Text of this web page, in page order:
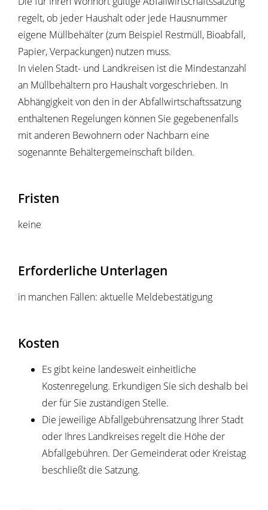
regelt, ob jeder Haushalt oder jede Hausnummer
eigene Müllbehälter(zum Beispiel Restmüll, Bioabfall,
Papier, Verpackungen) nutzen muss.
In vielen Stadt- und Landkreisen ist die Mindestanzahl
an Müllbehältern pro Haushalt vorgeschrieben. In
Abhängigkeit von den in der Abfallwirtschaftssatzung
enthaltenen Regelungen können Sie gegebenenfalls
mit anderen Bewohnern oder Nachbarn eine
sogenannte Behältergemeinschaft bilden.
Fristen
keine
Erforderliche Unterlagen
in manchen Fällen: aktuelle Meldebestätigung
Kosten
Es gibt keine landesweit einheitliche
Kostenregelung. Erkundigen Sie sich deshalb bei
der für Sie zuständigen Stelle.
Die jeweilige Abfallgebührensatzung Ihrer Stadt
oder Ihres Landkreises regelt die Höhe der
Abfallgebühren. Der Gemeinderat oder Kreistag
beschließt die Satzung.